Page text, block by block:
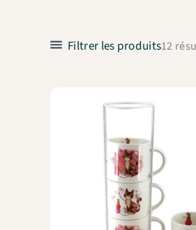
Filtrer les produits12